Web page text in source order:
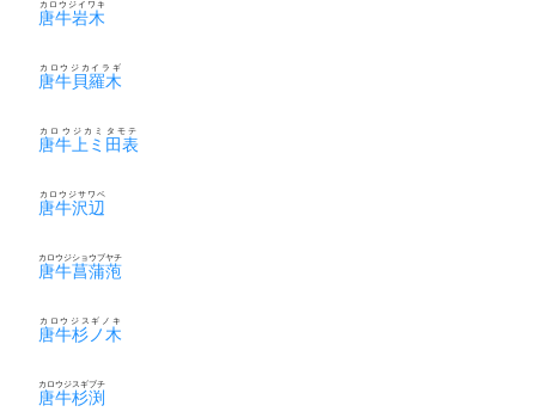
唐牛岩木
カロウジイワキ
唐牛貝羅木
カロウジカイラギ
唐牛上ミ田表
カロウジカミタモテ
唐牛沢辺
カロウジサワベ
唐牛菖蒲萢
カロウジショウブヤチ
唐牛杉ノ木
カロウジスギノキ
唐牛杉渕
カロウジスギブチ